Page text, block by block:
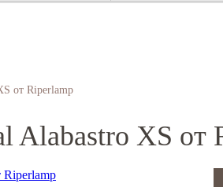
от Riperlamp
Alabastro XS от